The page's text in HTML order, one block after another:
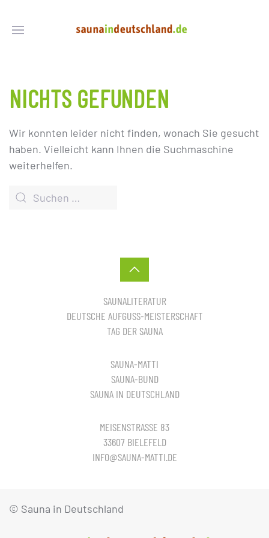
NICHTS GEFUNDEN
Wir konnten leider nicht finden, wonach Sie gesucht
haben. Vielleicht kann Ihnen die Suchmaschine
weiterhelfen.
SAUNALITERATUR
DEUTSCHE AUFGUSS-MEISTERSCHAFT
TAG DER SAUNA
SAUNA-MATTI
SAUNA-BUND
SAUNA IN DEUTSCHLAND
MEISENSTRASSE 83
33607 BIELEFELD
INFO@SAUNA-MATTI.DE
© Sauna in Deutschland